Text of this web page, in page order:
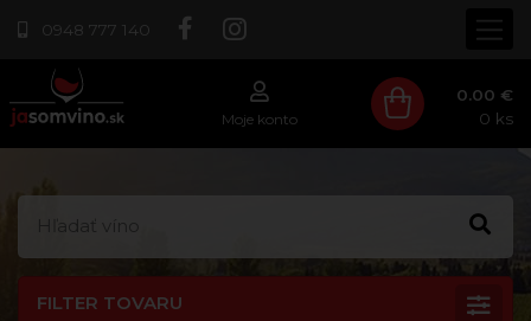
0948 777 140
Moje konto
0.00 €
0 ks
FILTER TOVARU